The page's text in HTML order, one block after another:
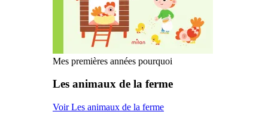
Mes premières années pourquoi
Les animaux de la ferme
Voir Les animaux de la ferme